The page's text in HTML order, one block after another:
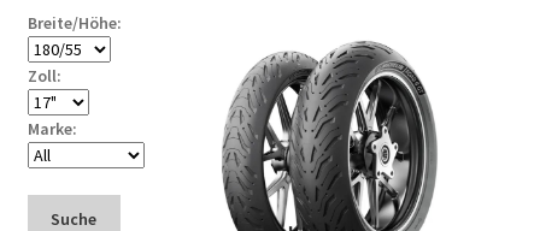
Breite/Höhe:
Zoll:
Marke:
Suche